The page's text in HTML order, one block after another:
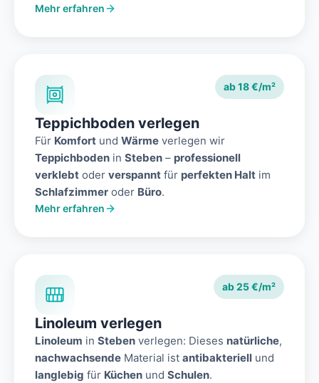
Mehr erfahren
ab 18 €/m²
Teppichboden verlegen
Für Komfort und Wärme verlegen wir
Teppichboden in Steben – professionell
verklebt oder verspannt für perfekten Halt im
Schlafzimmer oder Büro.
Mehr erfahren
ab 25 €/m²
Linoleum verlegen
Linoleum in Steben verlegen: Dieses natürliche,
nachwachsende Material ist antibakteriell und
langlebig für Küchen und Schulen.